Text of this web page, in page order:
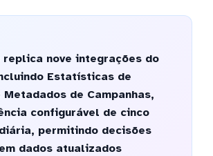
replica nove integrações do
Estatísticas de
Metadados de Campanhas,
configurável de cinco
permitindo decisões
dados atualizados